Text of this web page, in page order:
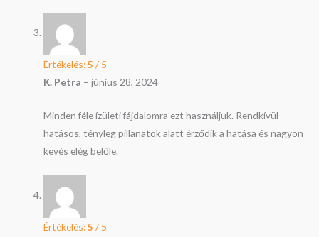
Értékelés:5 / 5
K. Petra – június 28, 2024
Minden féle ízületi fájdalomra ezt használjuk. Rendkívül
hatásos, tényleg pillanatok alatt érződik a hatása és nagyon
kevés elég belőle.
Értékelés:5 / 5